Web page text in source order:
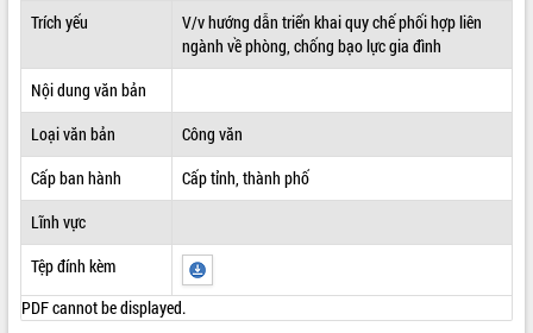
VĂN BẢN HĐND TỈNH
ĐIỂM TIN VĂN BẢN
Trích yếu
V/v hướng dẫn triển khai quy chế phối hợp liên
ngành về phòng, chống bạo lực gia đình
Nội dung văn bản
Loại văn bản
Công văn
Cấp ban hành
Cấp tỉnh, thành phố
Lĩnh vực
Tệp đính kèm
PDF cannot be displayed.